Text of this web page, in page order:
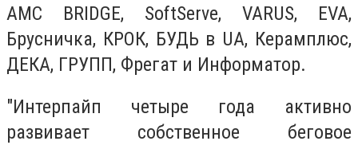
AMC BRIDGE, SoftServe, VARUS, EVA,
Брусничка, КРОК, БУДЬ в UA, Керамплюс,
ДЕКА, ГРУПП, Фрегат и Информатор.
"Интерпайп четыре года активно
развивает собственное беговое